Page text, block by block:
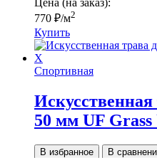
Цена (на заказ):
770 ₽/м2
Купить
Спортивная
50 мм UF
В избранное В